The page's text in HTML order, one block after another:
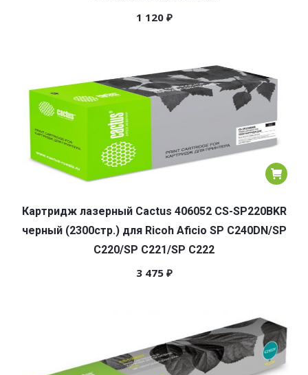
1 120 ₽
Картридж лазерный Cactus 406052 CS-SP220BKR
черный (2300стр.) для Ricoh Aficio SP C240DN/SP
C220/SP C221/SP C222
3 475 ₽